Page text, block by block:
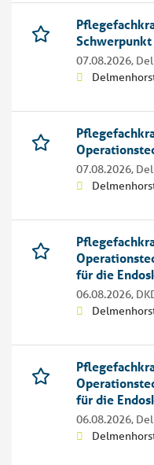
07.08.2026,
07.08.2026,
für die
06.08.2026,
für die
06.08.2026,